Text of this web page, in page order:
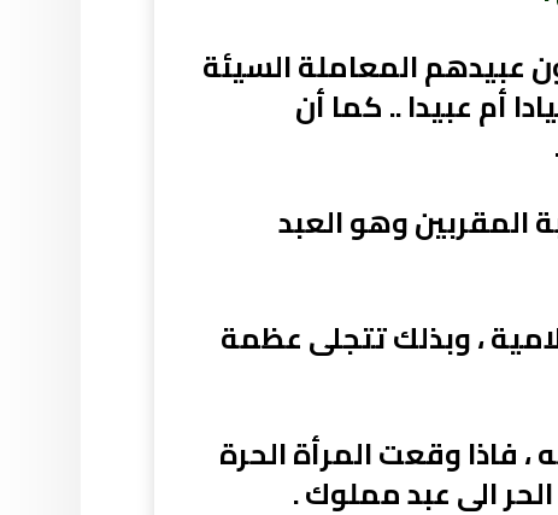
عبيدهم المعاملة السيئة
أم عبيدا .. كما أن
المقربين وهو العبد
، وبذلك تتجلى عظمة
فاذا وقعت المرأة الحرة
الى عبد مملوك .